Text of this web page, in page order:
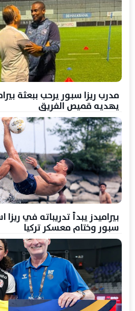
مدرب ريزا سبور يرحب ببعثة
يهديه قميص الفريق
بيراميدز يبدأ تدريباته في ريزا
سبور وختام معسكر تركيا